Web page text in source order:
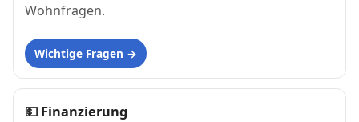
Wohnfragen.
Wichtige Fragen
💵 Finanzierung